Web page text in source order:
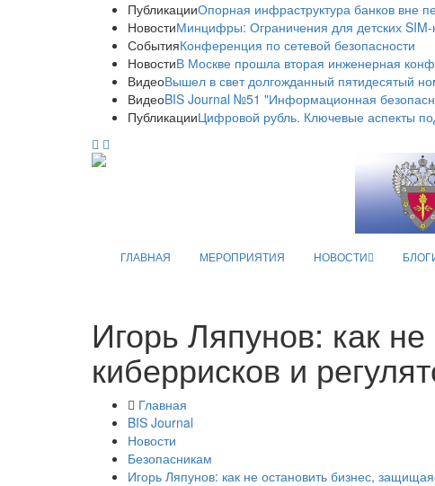
ПубликацииОпорная инфраструктура банков вне
НовостиМинцифры: Ограничения для детских
СобытияКонференция по сетевой безопасности
НовостиВ Москве прошла вторая инженерная
ВидеоВышел в свет долгожданный пятидесятый
ВидеоBIS Journal №51 "Информационная
ПубликацииЦифровой рубль. Ключевые аспекты
ГЛАВНАЯ МЕРОПРИЯТИЯ НОВОСТИ
Игорь Ляпунов: как
киберрисков и
Главная
BIS Journal
Новости
Безопасникам
Игорь Ляпунов: как не остановить бизнес,